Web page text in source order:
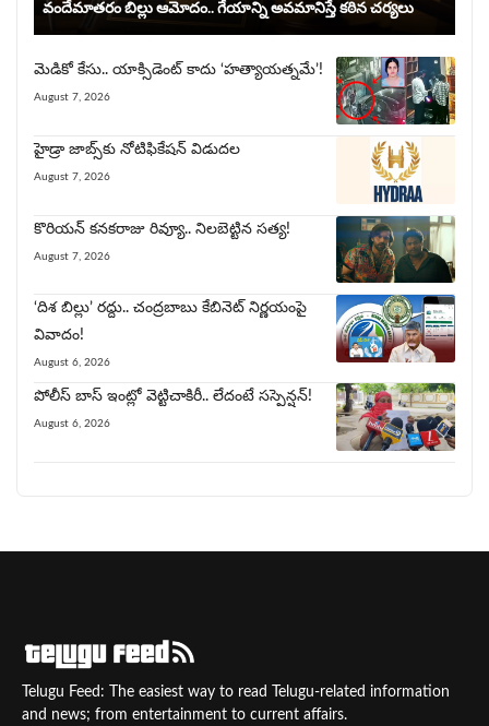
వందేమాతరం బిల్లు ఆమోదం.. గేయాన్ని అవ‌మానిస్తే క‌ఠిన చ‌ర్య‌లు
మెడికో కేసు.. యాక్సిడెంట్ కాదు ‘హత్యాయత్నమే’!
August 7, 2026
హైడ్రా జాబ్స్‌కు నోటిఫికేషన్ విడుదల
August 7, 2026
కొరియన్ కనకరాజు రివ్యూ.. నిలబెట్టిన సత్య!
August 7, 2026
‘దిశ బిల్లు’ రద్దు.. చంద్ర‌బాబు కేబినెట్ నిర్ణయంపై
వివాదం!
August 6, 2026
పోలీస్ బాస్ ఇంట్లో వెట్టిచాకిరీ.. లేదంటే సస్పెన్షన్!
August 6, 2026
Telugu Feed: The easiest way to read Telugu-related information
and news; from entertainment to current affairs.